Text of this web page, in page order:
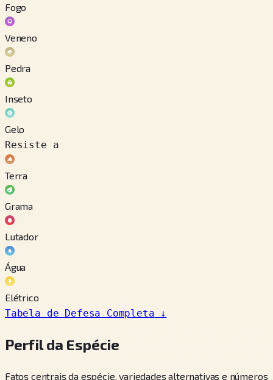
Fogo
Veneno
Pedra
Inseto
Gelo
Resiste a
Terra
Grama
Lutador
Água
Elétrico
Tabela de Defesa Completa ↓
Perfil da Espécie
Fatos centrais da espécie, variedades alternativas e números